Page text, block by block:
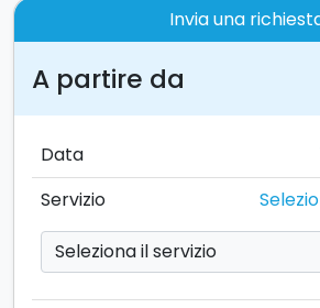
Invia una
A partire da
Data
Servizio